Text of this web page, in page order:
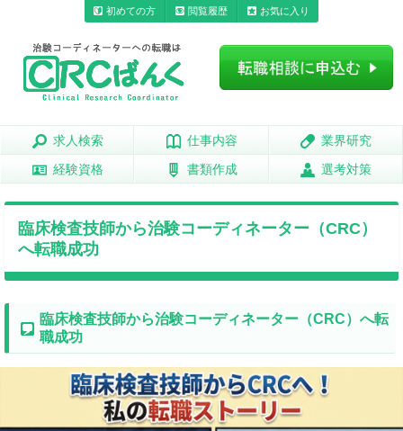
初めての方 閲覧履歴 お気に入り
求人検索
求人検索 仕事内容
仕事内容 業界研究
業界研究
経験資格
経験資格 書類作成
書類作成 選考対策
選考対策
臨床検査技師から治験コーディネーター（CRC）
へ転職成功
臨床検査技師から治験コーディネーター（CRC）へ転
職成功